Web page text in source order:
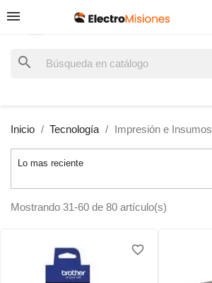
search
Inicio Tecnología Impresión e Insumos
Lo mas reciente
Mostrando 31-60 de 80 artículo(s)
favorite_border
favorite_border
favorite_border